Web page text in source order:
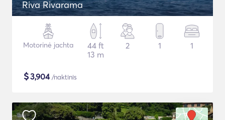
Riva Rivarama
Motorinė jachta
44 ft
13 m
2 1 1
$3,904/naktinis